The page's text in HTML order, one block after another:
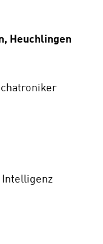
Heuchlingen
Intelligenz